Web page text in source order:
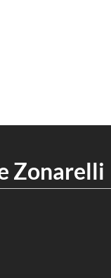
Zonarelli